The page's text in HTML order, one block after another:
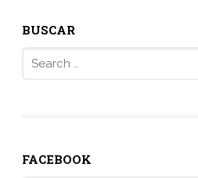
BUSCAR
for:
FACEBOOK